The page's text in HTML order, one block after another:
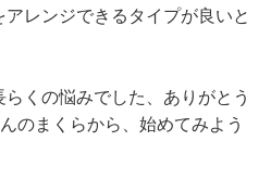
レンジできるタイプが良いと
くの悩みでした、ありがとう
のまくらから、始めてみよう